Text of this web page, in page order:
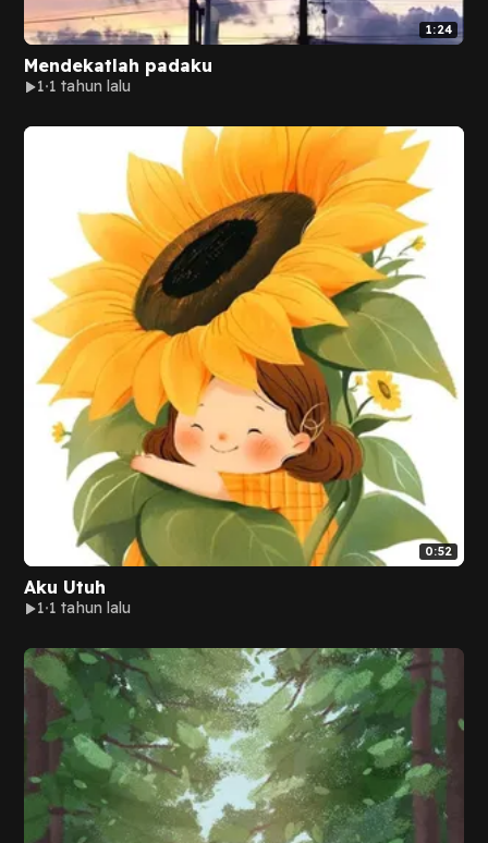
1:24
Mendekatlah padaku
1 1 tahun lalu
0:52
Aku Utuh
1 1 tahun lalu